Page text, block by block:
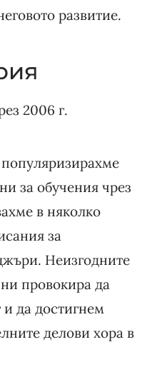
развитие.
2006 г.
за обучения чрез
в няколко
за
Неизгодните
провокира да
да достигнем
делови хора в